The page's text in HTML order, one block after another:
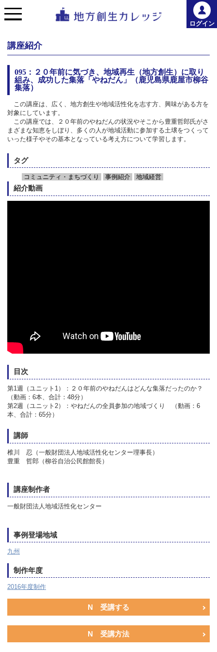
ログイン
講座紹介
095：２０年前に気づき、地域再生（地方創生）に取り
組み、成功した集落「やねだん」（鹿児島県鹿屋市柳谷
集落）
この講座は、広く、地方創生や地域活性化を志す方、興味がある方を
対象にしています。
この講座では、２０年前のやねだんの状況やそこから豊重哲郎氏がさ
まざまな知恵をしぼり、多くの人が地域活動に参加する土壌をつくって
いった様子やその基本となっている考え方について学習します。
タグ
コミュニティ・まちづくり 事例紹介 地域経営
紹介動画
目次
第1週（ユニット1）：２０年前のやねだんはどんな集落だったのか？
（動画：6本、合計：48分）
第2週（ユニット2）：やねだんの全員参加の地域づくり （動画：6
本、合計：65分）
講師
椎川 忍（一般財団法人地域活性化センター理事長）
豊重 哲郎（柳谷自治公民館館長）
講座制作者
一般財団法人地域活性化センター
事例登場地域
九州
制作年度
2016年度制作
N 受講する
N 受講方法